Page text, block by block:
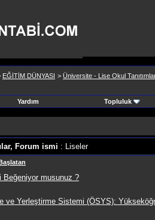
EĞİTİM DÜNYASI > Üniversite - Lise Okul
Yardım Topluluk
Forum ismi : Liseler
Beğeniyor musunuz ?
ve Yerleştirme Sistemi (ÖSYS):